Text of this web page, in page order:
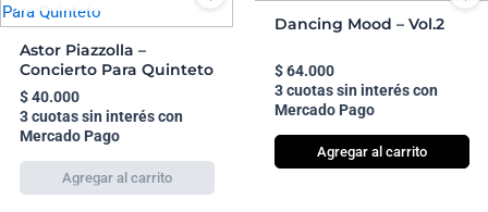
Astor Piazzolla –
Concierto Para Quinteto
$40.000
3 cuotas sin interés con
Mercado Pago
Dancing Mood – Vol.2
$64.000
3 cuotas sin interés con
Mercado Pago
Agregar al carrito